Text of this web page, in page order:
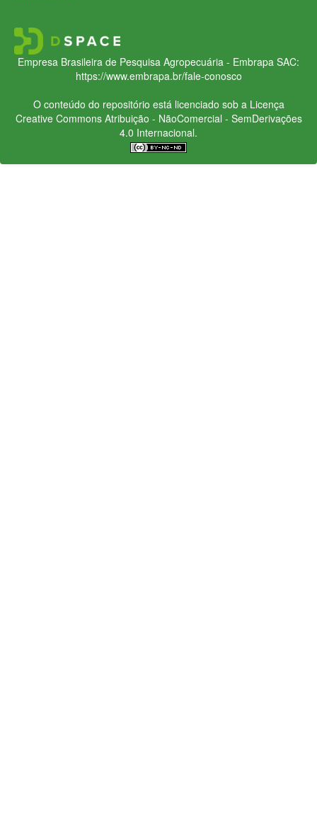
Empresa Brasileira de Pesquisa Agropecuária - Embrapa SAC:
https://www.embrapa.br/fale-conosco
O conteúdo do repositório está licenciado sob a Licença
Creative CommonsAtribuição - NãoComercial - SemDerivações
4.0 Internacional.